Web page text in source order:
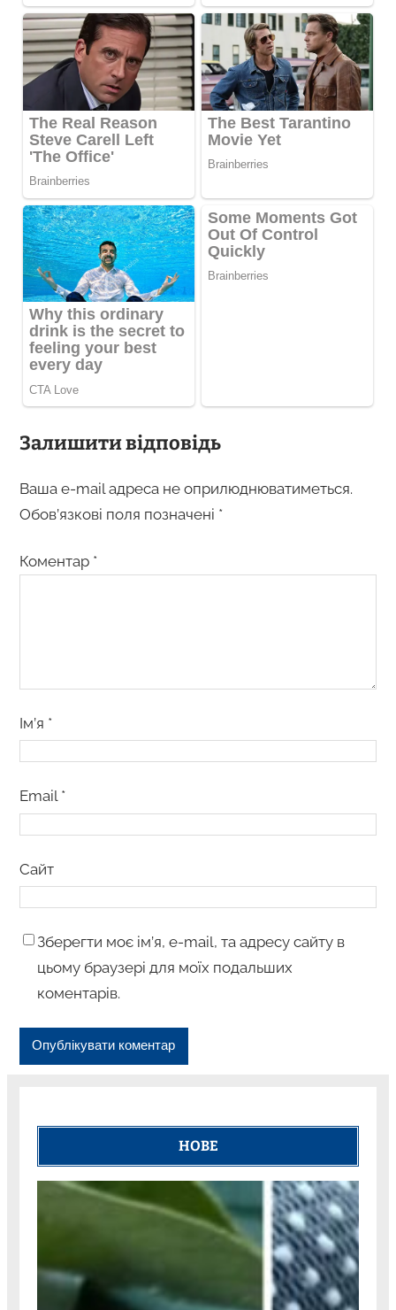
Залишити відповідь
Ваша e-mail адреса не оприлюднюватиметься.
Обов’язкові поля позначені *
Коментар *
Ім’я *
Email *
Сайт
Зберегти моє ім’я, e-mail, та адресу сайту в
цьому браузері для моїх подальших
коментарів.
НОВЕ